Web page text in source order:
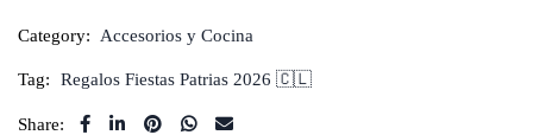
Category: Accesorios y Cocina
Tag: Regalos Fiestas Patrias 2026 🇨🇱
Share: